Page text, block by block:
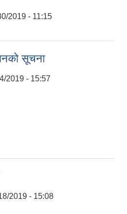
2019 - 11:15
सूचना
2019 - 15:57
2019 - 15:08